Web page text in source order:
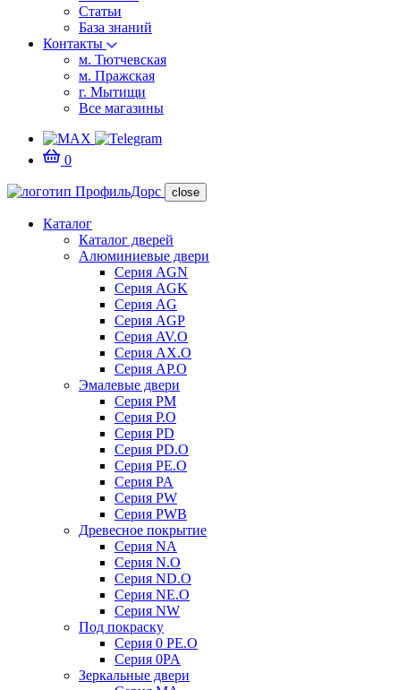
Статьи
База знаний
Контакты
м. Тютчевская
м. Пражская
г. Мытищи
Все магазины
0
close
Каталог
Каталог дверей
Алюминиевые двери
Серия AGN
Серия AGK
Серия AG
Серия AGP
Серия AV.O
Серия AX.O
Серия AP.O
Эмалевые двери
Серия PM
Серия P.O
Серия PD
Серия PD.O
Серия PE.O
Серия PA
Серия PW
Серия PWB
Древесное покрытие
Серия NA
Серия N.O
Серия ND.O
Серия NE.O
Серия NW
Под покраску
Серия 0 PE.O
Серия 0PA
Зеркальные двери